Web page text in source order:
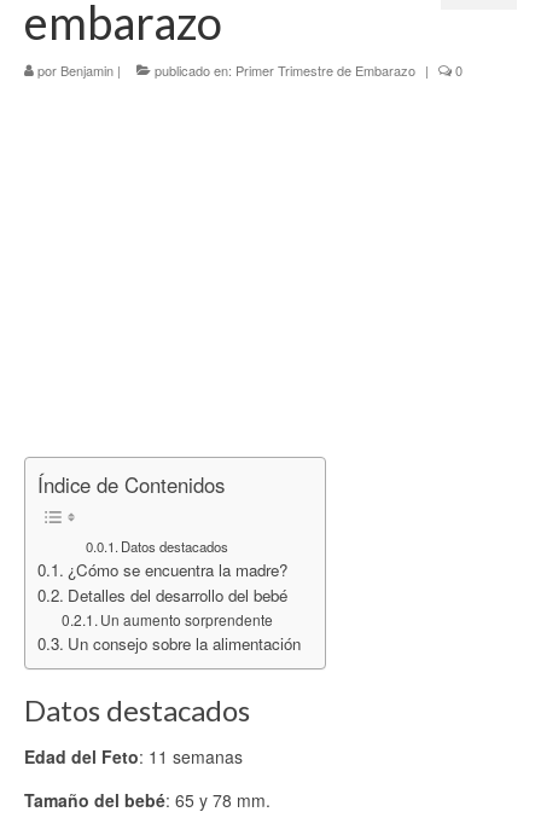
Tercer Trimestre
Blog
embarazo
por Benjamin | publicado en: Primer Trimestre de Embarazo | 0
Índice de Contenidos
Datos destacados
¿Cómo se encuentra la madre?
Detalles del desarrollo del bebé
Un aumento sorprendente
Un consejo sobre la alimentación
Datos destacados
Edad del Feto: 11 semanas
Tamaño del bebé: 65 y 78 mm.